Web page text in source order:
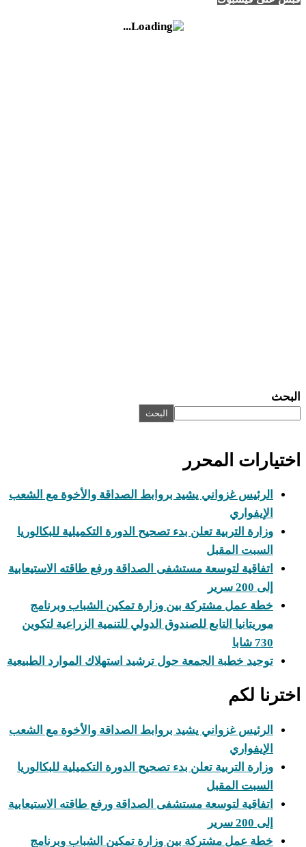
البحث
البحث
اختيارات المحرر
الرئيس غزواني يشيد بروابط الصداقة والأخوة مع الشعب
الإيفواري
وزارة التربية تعلن بدء تصحيح الدورة التكميلية للبكالوريا
السبت المقبل
اتفاقية لتوسعة مستشفى الصداقة ورفع طاقته الاستيعابية
إلى 200 سرير
خطة عمل مشتركة بين وزارة تمكين الشباب وبرنامج
موريتانيا التابع للصندوق الدولي للتنمية الزراعية لتكوين
730 شابا
توحيد خطبة الجمعة حول ترشيد استهلاك الموارد الطبيعية
اخترنا لكم
الرئيس غزواني يشيد بروابط الصداقة والأخوة مع الشعب
الإيفواري
وزارة التربية تعلن بدء تصحيح الدورة التكميلية للبكالوريا
السبت المقبل
اتفاقية لتوسعة مستشفى الصداقة ورفع طاقته الاستيعابية
إلى 200 سرير
خطة عمل مشتركة بين وزارة تمكين الشباب وبرنامج